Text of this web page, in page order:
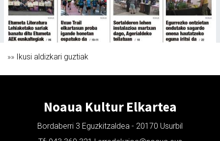
»» Ikusi aldizkari guztiak
Noaua Kultur Elkartea
Bordaberri 3 Eguzkitzaldea - 20170 Usurbil